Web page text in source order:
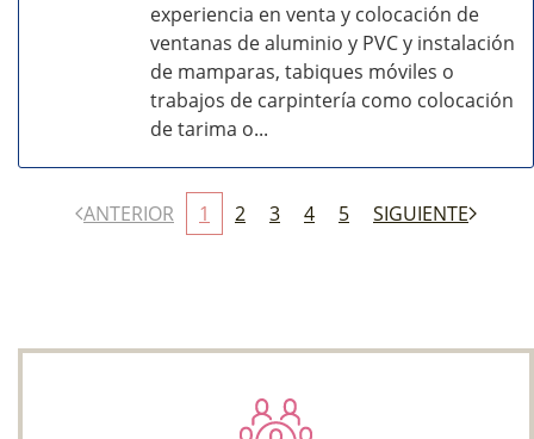
experiencia en venta y colocación de
ventanas de aluminio y PVC y instalación
de mamparas, tabiques móviles o
trabajos de carpintería como colocación
de tarima o...
ANTERIOR 1 2 3 4 5 SIGUIENTE